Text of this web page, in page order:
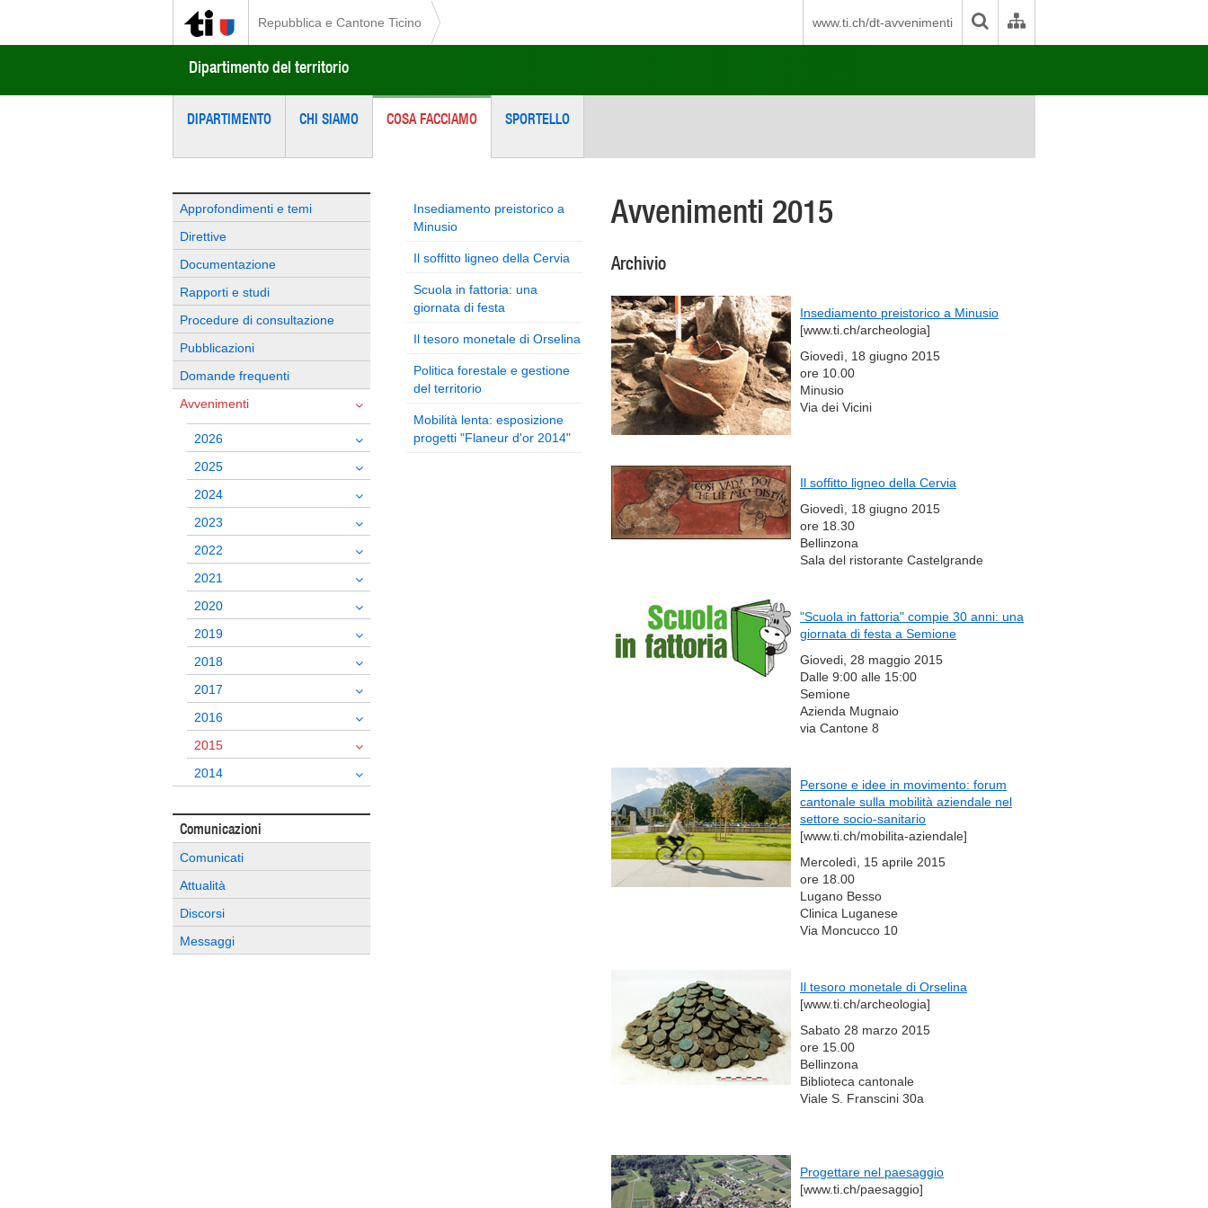
Repubblica e Cantone Ticino www.ti.ch/dt-avvenimenti
Dipartimento del territorio
DIPARTIMENTO CHI SIAMO COSA FACCIAMO SPORTELLO
Approfondimenti e temi
Direttive
Documentazione
Rapporti e studi
Procedure di consultazione
Pubblicazioni
Domande frequenti
Avvenimenti
2026
2025
2024
2023
2022
2021
2020
2019
2018
2017
2016
2015
2014
Comunicazioni
Comunicati
Attualità
Discorsi
Messaggi
Insediamento preistorico a
Minusio
Il soffitto ligneo della Cervia
Scuola in fattoria: una
giornata di festa
Il tesoro monetale di Orselina
Politica forestale e gestione
del territorio
Mobilità lenta: esposizione
progetti "Flaneur d'or 2014"
Avvenimenti 2015
Archivio
Insediamento preistorico a Minusio
[www.ti.ch/archeologia]
Giovedì, 18 giugno 2015
ore 10.00
Minusio
Via dei Vicini
Il soffitto ligneo della Cervia
Giovedì, 18 giugno 2015
ore 18.30
Bellinzona
Sala del ristorante Castelgrande
"Scuola in fattoria" compie 30 anni: una
giornata di festa a Semione
Giovedi, 28 maggio 2015
Dalle 9:00 alle 15:00
Semione
Azienda Mugnaio
via Cantone 8
Persone e idee in movimento: forum
cantonale sulla mobilità aziendale nel
settore socio-sanitario
[www.ti.ch/mobilita-aziendale]
Mercoledì, 15 aprile 2015
ore 18.00
Lugano Besso
Clinica Luganese
Via Moncucco 10
Il tesoro monetale di Orselina
[www.ti.ch/archeologia]
Sabato 28 marzo 2015
ore 15.00
Bellinzona
Biblioteca cantonale
Viale S. Franscini 30a
Progettare nel paesaggio
[www.ti.ch/paesaggio]